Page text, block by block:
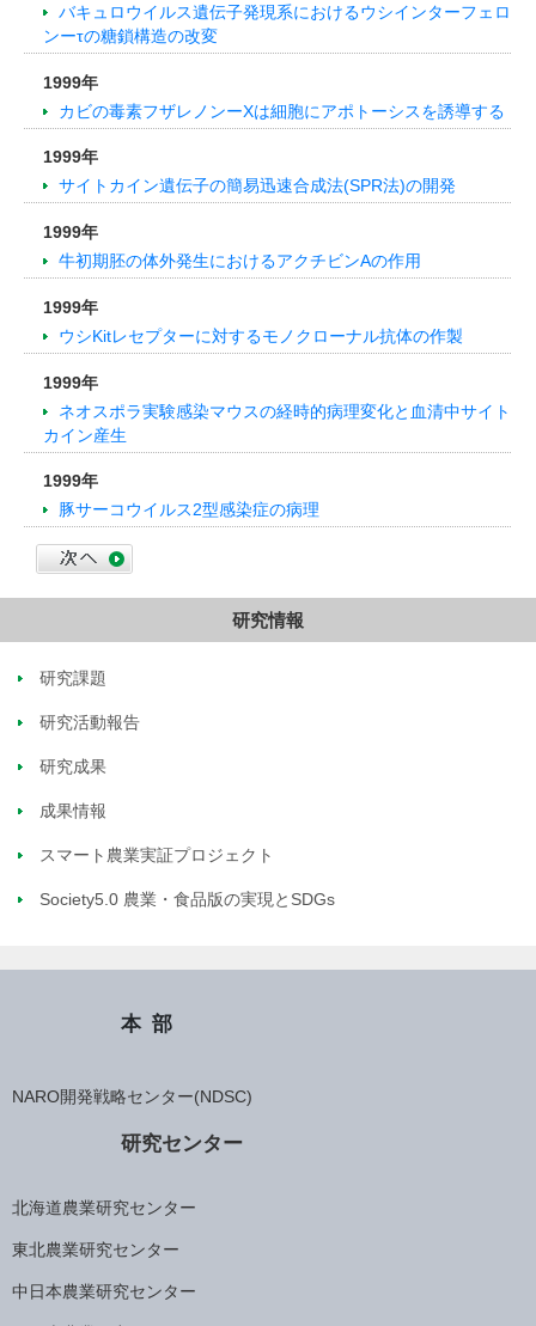
バキュロウイルス遺伝子発現系におけるウシインターフェロ
ンーτの糖鎖構造の改変
1999年
カビの毒素フザレノンーXは細胞にアポトーシスを誘導する
1999年
サイトカイン遺伝子の簡易迅速合成法(SPR法)の開発
1999年
牛初期胚の体外発生におけるアクチビンAの作用
1999年
ウシKitレセプターに対するモノクローナル抗体の作製
1999年
ネオスポラ実験感染マウスの経時的病理変化と血清中サイト
カイン産生
1999年
豚サーコウイルス2型感染症の病理
研究情報
研究課題
研究活動報告
研究成果
成果情報
スマート農業実証プロジェクト
Society5.0 農業・食品版の実現とSDGs
本部
NARO開発戦略センター(NDSC)
研究センター
北海道農業研究センター
東北農業研究センター
中日本農業研究センター